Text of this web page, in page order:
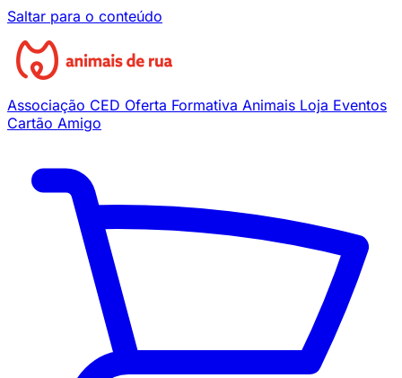
Saltar para o conteúdo
Associação CED Oferta Formativa Animais Loja Eventos
Cartão Amigo